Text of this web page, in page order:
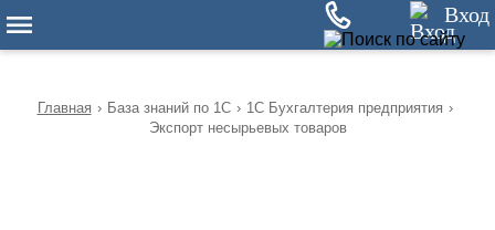
Вход
Главная › База знаний по 1С › 1С Бухгалтерия предприятия ›
Экспорт несырьевых товаров